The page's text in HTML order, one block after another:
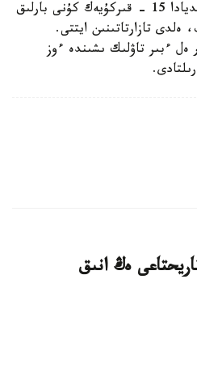
سونداي- اق، ول جاڭا زەلانديادا 15 - قىركۇيەك كۇنى بارلىق
تازارتاتىنىن ايتتى.
ەل ءبىر تاۋلىك ىشىندە ءوز
ەڭ انىق